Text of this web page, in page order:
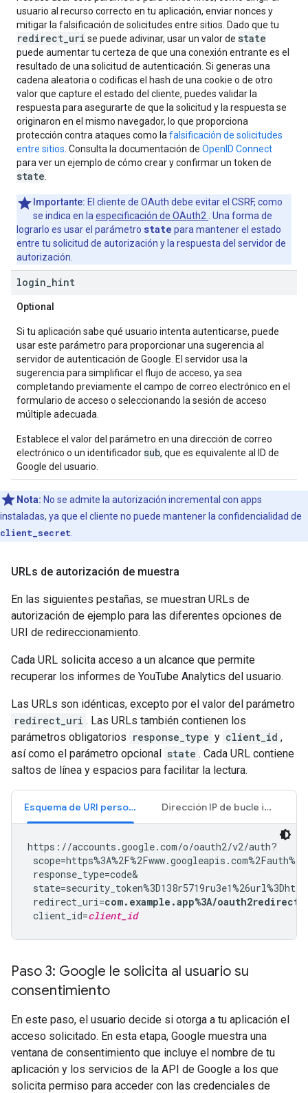
usuario al recurso correcto en tu aplicación, enviar nonces y
mitigar la falsificación de solicitudes entre sitios. Dado que tu
redirect_uri se puede adivinar, usar un valor de state
puede aumentar tu certeza de que una conexión entrante es el
resultado de una solicitud de autenticación. Si generas una
cadena aleatoria o codificas el hash de una cookie o de otro
valor que capture el estado del cliente, puedes validar la
respuesta para asegurarte de que la solicitud y la respuesta se
originaron en el mismo navegador, lo que proporciona
protección contra ataques como la falsificación de solicitudes
entre sitios . Consulta la documentación de OpenID Connect
para ver un ejemplo de cómo crear y confirmar un token de
state
Importante: El cliente de OAuth debe evitar el CSRF, como
se indica en la especificación de OAuth2
. Una forma de
lograrlo es usar el parámetro state para mantener el estado
entre tu solicitud de autorización y la respuesta del servidor de
autorización.
login hint
Optional
Si tu aplicación sabe qué usuario intenta autenticarse, puede
usar este parámetro para proporcionar una sugerencia al
servidor de autenticación de Google. El servidor usa la
sugerencia para simplificar el flujo de acceso, ya sea
completando previamente el campo de correo electrónico en el
formulario de acceso o seleccionando la sesión de acceso
múltiple adecuada.
Establece el valor del parámetro en una dirección de correo
electrónico o un identificador sub, que es equivalente al ID de
Google del usuario.
Nota: No se admite la autorización incremental con apps
instaladas, ya que el cliente no puede mantener la confidencialidad de
client_secret
URLs de autorización de muestra
En las siguientes pestañas, se muestran URLs de
autorización de ejemplo para las diferentes opciones de
URI de redireccionamiento.
Cada URL solicita acceso a un alcance que permite
recuperar los informes de YouTube Analytics del usuario.
Las URLs son idénticas, excepto por el valor del parámetro
redirect_uri . Las URLs también contienen los
parámetros obligatorios response_type y client_id ,
así como el parámetro opcional state . Cada URL contiene
saltos de línea y espacios para facilitar la lectura.
Esquema de URI personalizado Dirección IP de bucle invertido
https://accounts.google.com/o/oauth2/v2/auth?
response_type=code&
redirect_uri=com.example.app%3A/oauth2redirect
client_id=client_id
Paso 3: Google le solicita al usuario su
consentimiento
En este paso, el usuario decide si otorga a tu aplicación el
acceso solicitado. En esta etapa, Google muestra una
ventana de consentimiento que incluye el nombre de tu
aplicación y los servicios de la API de Google a los que
solicita permiso para acceder con las credenciales de